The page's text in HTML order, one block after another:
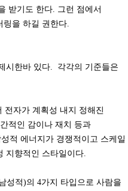
받기도 한다. 그런 점에서
링을 하길 권한다.
시한바 있다. 각각의 기준들은
전자가 계획성 내지 정해진
적인 감이나 재치 등과
적 에너지가 경쟁적이고 스케일
지향적인 스타일이다.
성적)의 4가지 타입으로 사람을